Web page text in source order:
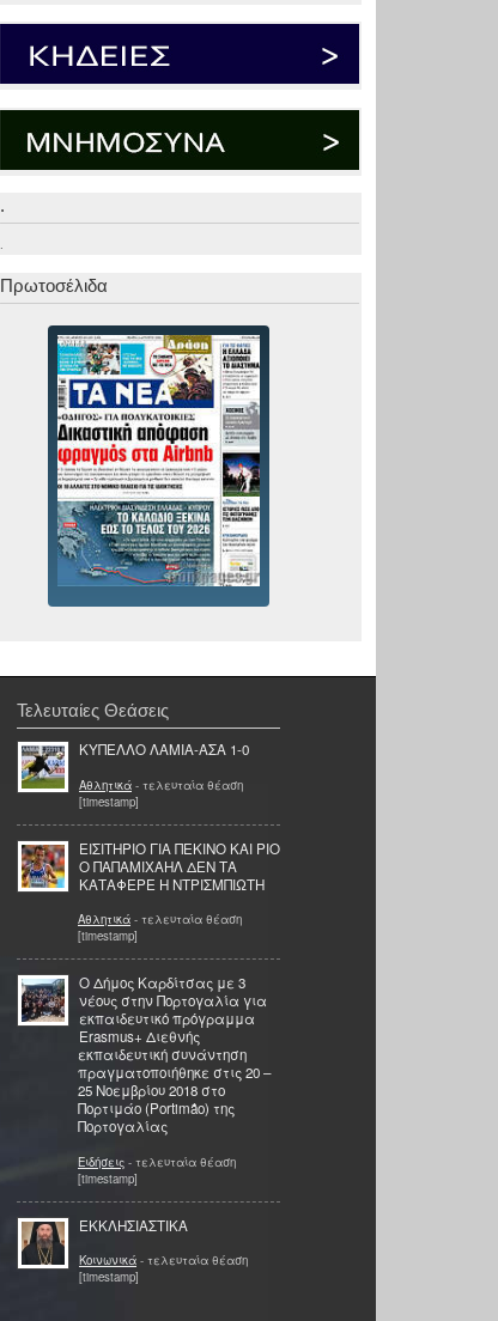
.
.
Πρωτοσέλιδα
Τελευταίες Θεάσεις
ΚΥΠΕΛΛΟ ΛΑΜΙΑ-ΑΣΑ 1-0
Αθλητικά - τελευταία θέαση
[timestamp]
ΕΙΣΙΤΗΡΙΟ ΓΙΑ ΠΕΚΙΝΟ ΚΑΙ ΡΙΟ
Ο ΠΑΠΑΜΙΧΑΗΛ ΔΕΝ ΤΑ
ΚΑΤΑΦΕΡΕ Η ΝΤΡΙΣΜΠΙΩΤΗ
Αθλητικά - τελευταία θέαση
[timestamp]
Ο Δήμος Καρδίτσας με 3
νέους στην Πορτογαλία για
εκπαιδευτικό πρόγραμμα
Erasmus+ Διεθνής
εκπαιδευτική συνάντηση
πραγματοποιήθηκε στις 20 –
25 Νοεμβρίου 2018 στο
Πορτιμάο (Portimão) της
Πορτογαλίας
Ειδήσεις - τελευταία θέαση
[timestamp]
ΕΚΚΛΗΣΙΑΣΤΙΚΑ
Κοινωνικά - τελευταία θέαση
[timestamp]